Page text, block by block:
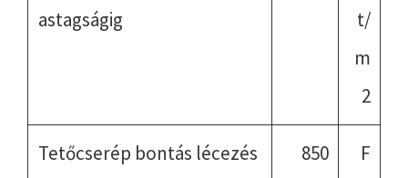
astagságig
t/
m
2
Tetőcserép bontás lécezés
850
F